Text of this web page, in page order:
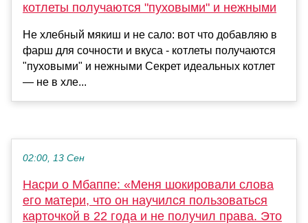
котлеты получаются "пуховыми" и нежными
Не хлебный мякиш и не сало: вот что добавляю в
фарш для сочности и вкуса - котлеты получаются
"пуховыми" и нежными Секрет идеальных котлет
— не в хле...
02:00, 13 Сен
Насри о Мбаппе: «Меня шокировали слова
его матери, что он научился пользоваться
карточкой в 22 года и не получил права. Это